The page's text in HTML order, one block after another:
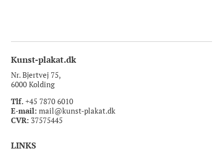
Kunst-plakat.dk
Nr. Bjertvej 75,
6000 Kolding
Tlf. +45 7870 6010
E-mail: mail@kunst-plakat.dk
CVR: 37575445
LINKS